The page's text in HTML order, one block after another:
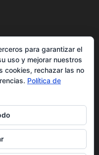
para garantizar el
uso y mejorar nuestros
cookies, rechazar las no
Política de